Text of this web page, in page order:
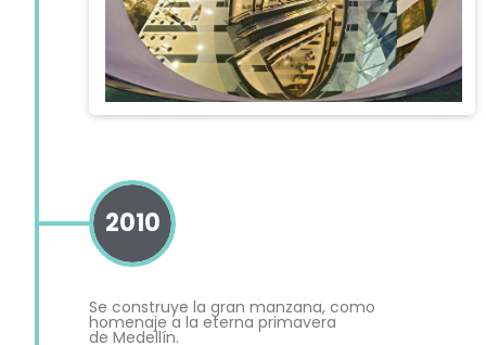
2010
Se construye la gran manzana, como
homenaje a la eterna primavera
de Medellín.